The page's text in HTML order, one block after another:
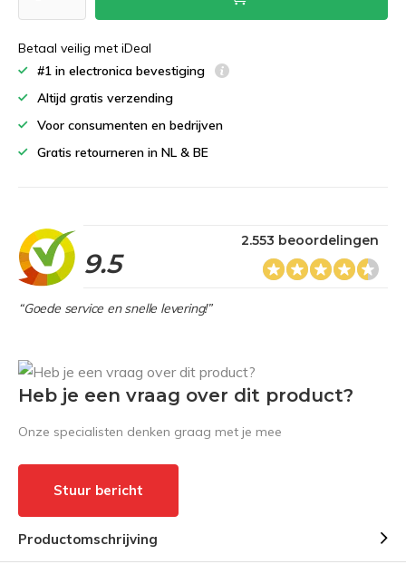
Betaal veilig met iDeal
#1 in electronica bevestiging
Altijd gratis verzending
Voor consumenten en bedrijven
Gratis retourneren in NL & BE
9.5
2.553 beoordelingen
“Goede service en snelle levering!”
Heb je een vraag over dit product?
Onze specialisten denken graag met je mee
Stuur bericht
Productomschrijving